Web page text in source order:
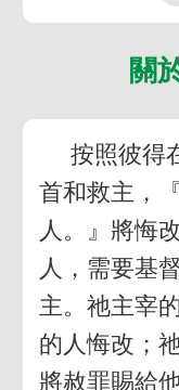
關
按照彼得
首和救主，
人。』將悔
人，需要基
主。祂主宰
的人悔改；
將赦罪賜給他